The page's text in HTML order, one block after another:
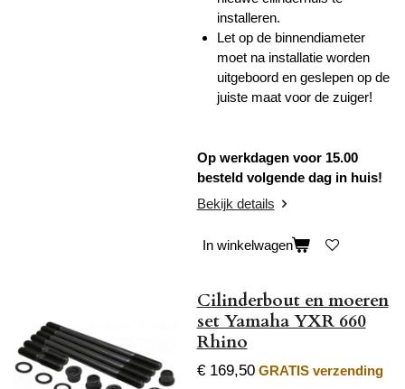
installeren.
Let op de binnendiameter
moet na installatie worden
uitgeboord en geslepen op de
juiste maat voor de zuiger!
Op werkdagen voor 15.00
besteld volgende dag in huis!
Bekijk details
In winkelwagen
Cilinderbout en moeren
set Yamaha YXR 660
Rhino
€ 169,50 GRATIS verzending